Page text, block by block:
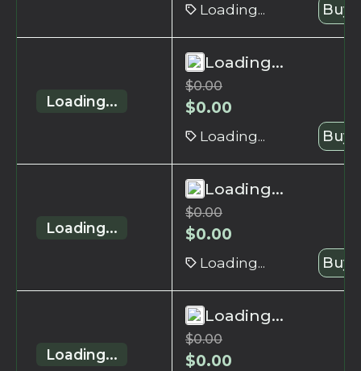
Loading... Buy
Loading...
Loading...
$0.00
$0.00
Loading... Buy
Loading...
Loading...
$0.00
$0.00
Loading... Buy
Loading...
Loading...
$0.00
$0.00